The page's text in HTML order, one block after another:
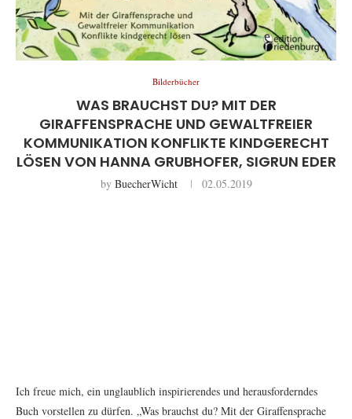
Bilderbücher
WAS BRAUCHST DU? MIT DER
GIRAFFENSPRACHE UND GEWALTFREIER
KOMMUNIKATION KONFLIKTE KINDGERECHT
LÖSEN VON HANNA GRUBHOFER, SIGRUN EDER
by BuecherWicht 02.05.2019
Ich freue mich, ein unglaublich inspirierendes und herausforderndes
Buch vorstellen zu dürfen. „Was brauchst du? Mit der Giraffensprache